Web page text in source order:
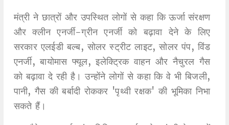
मंत्री ने छात्रों और उपस्थित लोगों से कहा कि ऊर्जा संरक्षण
और क्लीन एनर्जी-ग्रीन एनर्जी को बढ़ावा देने के लिए
सरकार एलईडी बल्ब, सोलर स्ट्रीट लाइट, सोलर पंप, विंड
एनर्जी, बायोमास फ्यूल, इलेक्ट्रिक वाहन और नैचुरल गैस
को बढ़ावा दे रही है। उन्होंने लोगों से कहा कि वे भी बिजली,
पानी, गैस की बर्बादी रोककर 'पृथ्वी रक्षक' की भूमिका निभा
सकते हैं।